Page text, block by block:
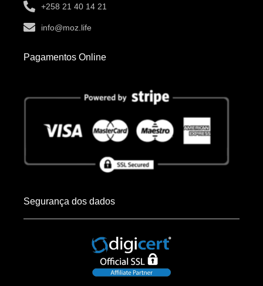
+258 21 40 14 21
info@moz.life
Pagamentos Online
Segurança dos dados